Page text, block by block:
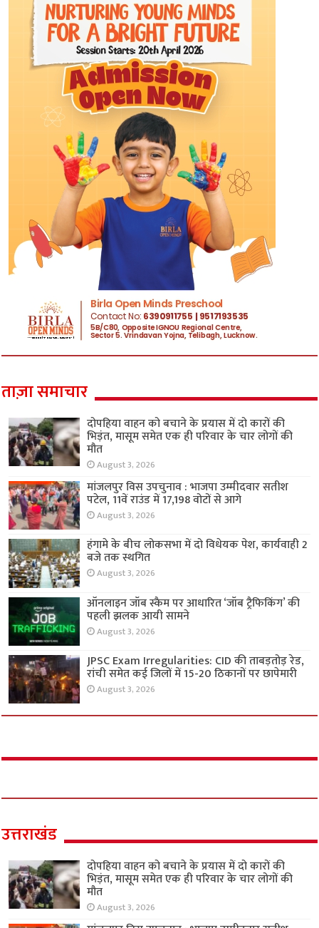
ताज़ा समाचार
दोपहिया वाहन को बचाने के प्रयास में दो कारों की
भिड़ंत, मासूम समेत एक ही परिवार के चार लोगों की
मौत
August 3, 2026
मांजलपुर विस उपचुनाव : भाजपा उम्मीदवार सतीश
पटेल, 11वें राउंड में 17,198 वोटों से आगे
August 3, 2026
हंगामे के बीच लोकसभा में दो विधेयक पेश, कार्यवाही 2
बजे तक स्थगित
August 3, 2026
ऑनलाइन जॉब स्कैम पर आधारित ‘जॉब ट्रैफिकिंग’ की
पहली झलक आयी सामने
August 3, 2026
JPSC Exam Irregularities: CID की ताबड़तोड़ रेड,
रांची समेत कई जिलों में 15-20 ठिकानों पर छापेमारी
August 3, 2026
उत्तराखंड
दोपहिया वाहन को बचाने के प्रयास में दो कारों की
भिड़ंत, मासूम समेत एक ही परिवार के चार लोगों की
मौत
August 3, 2026